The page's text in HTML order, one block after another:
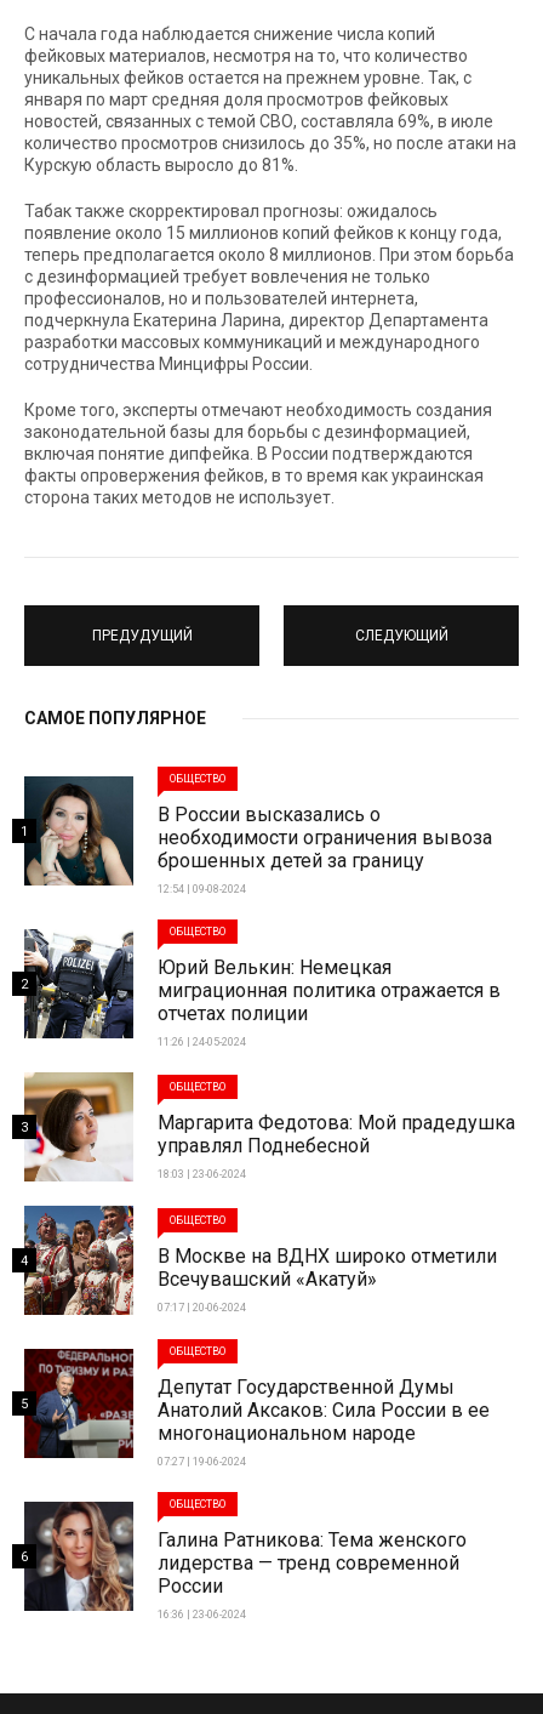
С начала года наблюдается снижение числа копий
фейковых материалов, несмотря на то, что количество
уникальных фейков остается на прежнем уровне. Так, с
января по март средняя доля просмотров фейковых
новостей, связанных с темой СВО, составляла 69%, в июле
количество просмотров снизилось до 35%, но после атаки на
Курскую область выросло до 81%.
Табак также скорректировал прогнозы: ожидалось
появление около 15 миллионов копий фейков к концу года,
теперь предполагается около 8 миллионов. При этом борьба
с дезинформацией требует вовлечения не только
профессионалов, но и пользователей интернета,
подчеркнула Екатерина Ларина, директор Департамента
разработки массовых коммуникаций и международного
сотрудничества Минцифры России.
Кроме того, эксперты отмечают необходимость создания
законодательной базы для борьбы с дезинформацией,
включая понятие дипфейка. В России подтверждаются
факты опровержения фейков, в то время как украинская
сторона таких методов не использует.
ПРЕДУДУЩИЙ СЛЕДУЮЩИЙ
САМОЕ ПОПУЛЯРНОЕ
ОБЩЕСТВО
В России высказались о
необходимости ограничения вывоза
брошенных детей за границу
12:54 | 09-08-2024
1
ОБЩЕСТВО
Юрий Велькин: Немецкая
миграционная политика отражается в
отчетах полиции
11:26 | 24-05-2024
2
ОБЩЕСТВО
Маргарита Федотова: Мой прадедушка
управлял Поднебесной
18:03 | 23-06-2024
3
ОБЩЕСТВО
В Москве на ВДНХ широко отметили
Всечувашский «Акатуй»
07:17 | 20-06-2024
4
ОБЩЕСТВО
Депутат Государственной Думы
Анатолий Аксаков: Сила России в ее
многонациональном народе
07:27 | 19-06-2024
5
ОБЩЕСТВО
Галина Ратникова: Тема женского
лидерства — тренд современной
России
16:36 | 23-06-2024
6